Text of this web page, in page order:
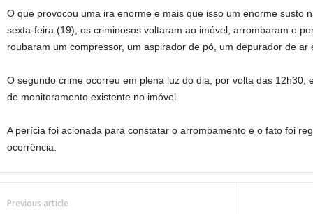
O que provocou uma ira enorme e mais que isso um enorme susto
sexta-feira (19), os criminosos voltaram ao imóvel, arrombaram o
roubaram um compressor, um aspirador de pó, um depurador de ar
O segundo crime ocorreu em plena luz do dia, por volta das 12h30,
de monitoramento existente no imóvel.
A perícia foi acionada para constatar o arrombamento e o fato foi
ocorrência.
Previous article